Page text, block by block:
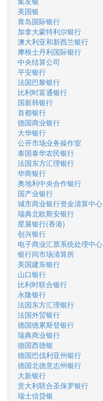
美国银
青岛国际银行
加拿大蒙特利尔银行
澳大利亚和新西兰银行
摩根士丹利国际银行
中央结算公司
平安银行
法国巴黎银行
比利时富通银行
国新韩银行
首都银行
德国商业银行
大华银行
公开市场业务操作室
泰国泰华农民银行
法国东方汇理银行
华商银行
奥地利中央合作银行
国产业银行
城市商业银行资金清算中心
瑞典北欧斯安银行
星展银行(香港)
创兴银行
电子商业汇票系统处理中心
银行间市场清算所
美国建东银行
山口银行
比利时联合银行
永隆银行
法国东方汇理银行
法国外贸银行
德国德累斯登银行
瑞典商业银行
德国西德银
德国巴伐利亚州银行
德国北德意志州银行
大新银行
意大利联合圣保罗银行
瑞士信贷银